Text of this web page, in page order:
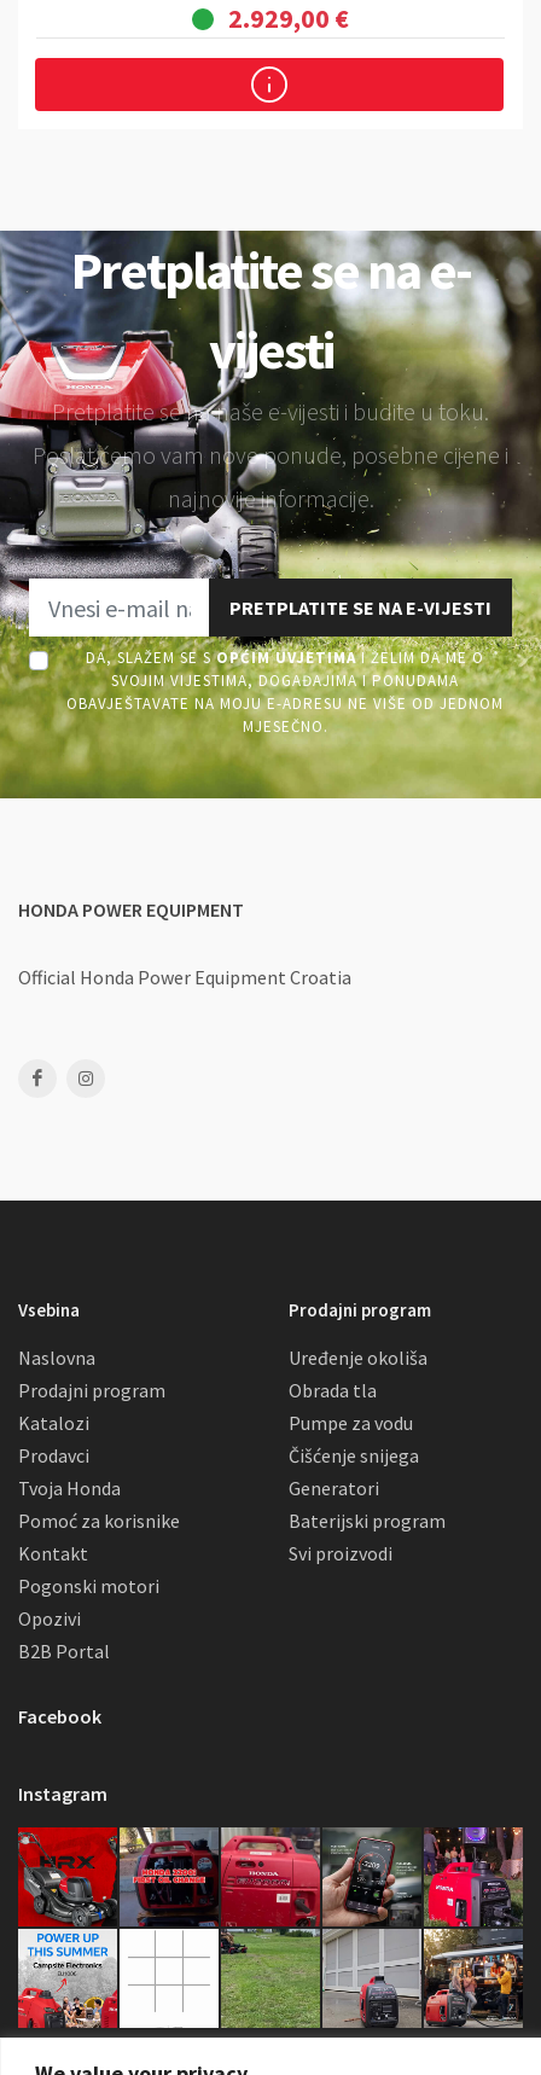
2.929,00 €
Pretplatite se na e-
vijesti
Pretplatite se na naše e-vijesti i budite u toku.
Poslat ćemo vam nove ponude, posebne cijene i
najnovije informacije.
PRETPLATITE SE NA E-VIJESTI
DA, SLAŽEM SE SOPĆIM UVJETIMAI ŽELIM DA ME O
SVOJIM VIJESTIMA, DOGAĐAJIMA I PONUDAMA
OBAVJEŠTAVATE NA MOJU E-ADRESU NE VIŠE OD JEDNOM
MJESEČNO.
HONDA POWER EQUIPMENT
Official Honda Power Equipment Croatia
Vsebina
Naslovna
Prodajni program
Katalozi
Prodavci
Tvoja Honda
Pomoć za korisnike
Kontakt
Pogonski motori
Opozivi
B2B Portal
Prodajni program
Uređenje okoliša
Obrada tla
Pumpe za vodu
Čišćenje snijega
Generatori
Baterijski program
Svi proizvodi
Facebook
Instagram